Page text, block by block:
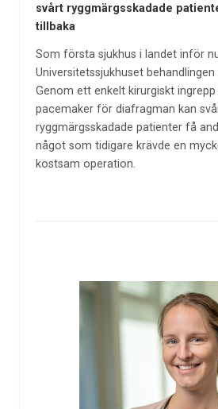
svårt ryggmärgsskadade
tillbaka
Som första sjukhus i landet inför
Universitetssjukhuset
Genom ett enkelt kirurgiskt
pacemaker för diafragman kan
ryggmärgsskadade patienter få
något som tidigare krävde en
kostsam operation.